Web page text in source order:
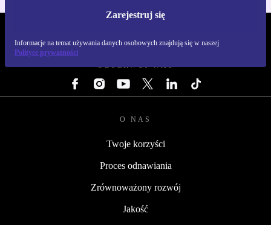
Zarejestruj się
Informacje na temat używania danych osobowych znajdują się w naszej
Polityce prywatności
OBSERWUJ NAS
O NAS
Twoje korzyści
Proces odnawiania
Zrównoważony rozwój
Jakość